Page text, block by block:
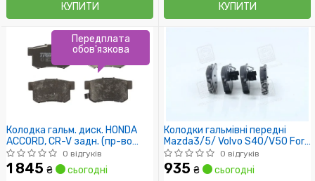
КУПИТИ КУПИТИ
Колодка гальм. диск. HONDA
ACCORD, CR-V задн. (пр-во
TRW)
0 відгуків
1 845 ₴ сьогодні
Передплата
обов'язкова
Колодки гальмівні передні
Mazda3/5/ Volvo S40/V50 Ford
Focus
0 відгуків
935 ₴ сьогодні